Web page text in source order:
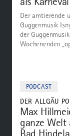
Der amtierende
Guggenmusik
der
Wochenenden
PODCAST
DER ALLGÄU
Max
ganze Welt
Bad